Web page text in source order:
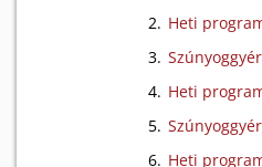
Heti
Heti
Heti